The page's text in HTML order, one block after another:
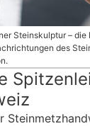
Steinskulptur – die
des